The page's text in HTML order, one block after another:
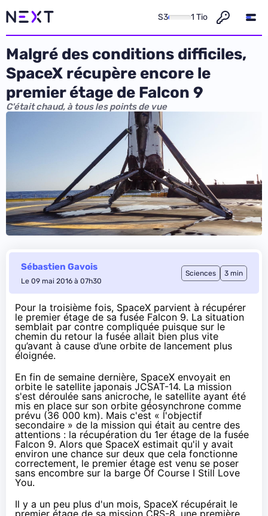
S3 1 Tio
Malgré des conditions difficiles,
SpaceX récupère encore le
premier étage de Falcon 9
C'était chaud, à tous les points de vue
Sébastien Gavois
Le 09 mai 2016 à 07h30
Sciences 3 min
Pour la troisième fois, SpaceX parvient à récupérer
le premier étage de sa fusée Falcon 9. La situation
semblait par contre compliquée puisque sur le
chemin du retour la fusée allait bien plus vite
qu’avant à cause d’une orbite de lancement plus
éloignée.
En fin de semaine dernière, SpaceX envoyait en
orbite le satellite japonais JCSAT-14. La mission
s'est déroulée sans anicroche, le satellite ayant été
mis en place sur son orbite géosynchrone comme
prévu (36 000 km). Mais c'est « l'objectif
secondaire » de la mission qui était au centre des
attentions : la récupération du 1er étage de la fusée
Falcon 9. Alors que SpaceX estimait qu'il y avait
environ une chance sur deux que cela fonctionne
correctement, le premier étage est venu se poser
sans encombre sur la barge Of Course I Still Love
You.
Il y a un peu plus d'un mois, SpaceX récupérait le